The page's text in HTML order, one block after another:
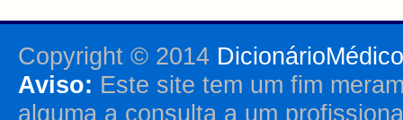
Copyright © 2014
Aviso: Este site tem um fim
alguma a consulta a um